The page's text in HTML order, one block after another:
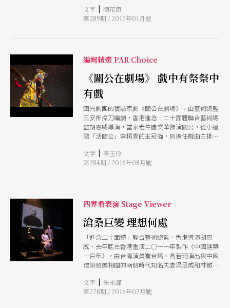
戲的觀眾比較像在看書，不是只等著、只聽著，而
是要主動去閱讀，然後去想，你讀到了什麼？」一
文字 | 陳茂康
第289期 / 2017年01月號
編輯精選 PAR Choice
《關公在劇場》 戲中有祭祭中
有戲
國光劇團的實驗京劇《關公在劇場》，由藝術總監
王安祈操刀編劇，香港進念．二十面體聯合藝術總
監胡恩威導演，當家老生唐文華飾演關公，從小追
隨「活關公」李桐春的王冠強，則擔任戲曲主排。
碼，而是「戲中有祭，祭中有戲」的儀式劇。
文字 | 李玉玲
第284期 / 2016年08月號
四界看表演 Stage Viewer
滄桑巨變 理想何處
「進念二十面體」聯合藝術總監、香港導演胡恩
威，去年底在香港重演二○一一年製作《中國建築
一百年》，由台灣演員崔台鎬、高若珊演出與中國
建築發展相關的兩個時代知名夫妻梁思成和林徽
焦距對準中國百年歷史中的兩個時代片段和人，完
成一次見血見紋的特寫，以審視大河奔流的百年中
文字 | 朱永瀟
第278期 / 2016年02月號